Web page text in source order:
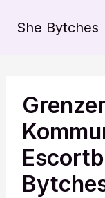
InhaltShe Bytches